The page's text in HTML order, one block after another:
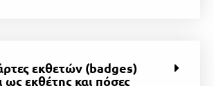
εκθετών (badges)
ως εκθέτης και πόσες